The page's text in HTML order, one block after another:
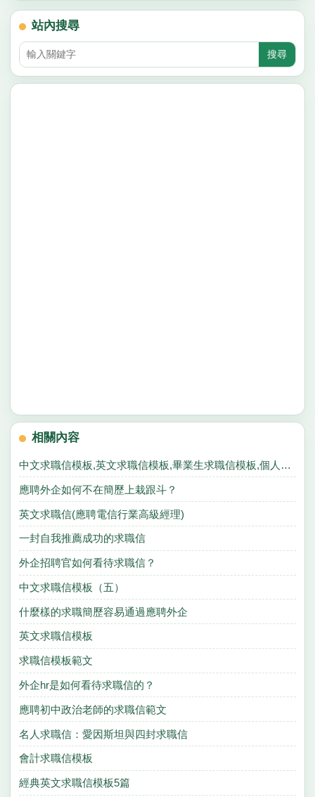
站內搜尋
相關內容
中文求職信模板,英文求職信模板,畢業生求職信模板,個人求職信模板
應聘外企如何不在簡歷上栽跟斗？
英文求職信(應聘電信行業高級經理)
一封自我推薦成功的求職信
外企招聘官如何看待求職信？
中文求職信模板（五）
什麼樣的求職簡歷容易通過應聘外企
英文求職信模板
求職信模板範文
外企hr是如何看待求職信的？
應聘初中政治老師的求職信範文
名人求職信：愛因斯坦與四封求職信
會計求職信模板
經典英文求職信模板5篇